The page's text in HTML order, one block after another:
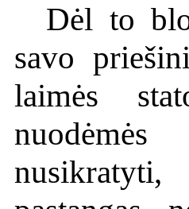
Dėl to
savo
laimės